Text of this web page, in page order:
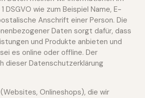
DSGVO wie zum Beispiel Name, E-
Anschrift einer Person. Die
Daten sorgt dafür, dass
und Produkte anbieten und
es online oder offline. Der
dieser Datenschutzerklärung
Onlineshops), die wir